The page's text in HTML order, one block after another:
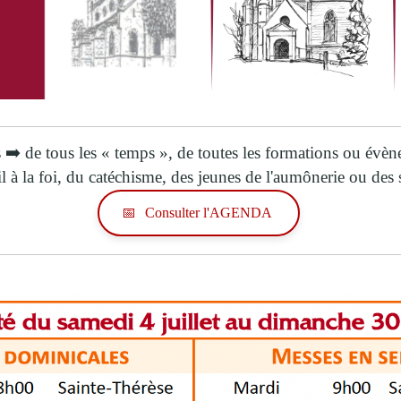
de tous les « temps », de toutes les formations ou
la foi, du catéchisme, des jeunes de l'aumônerie ou des
📅 Consulter l'AGENDA